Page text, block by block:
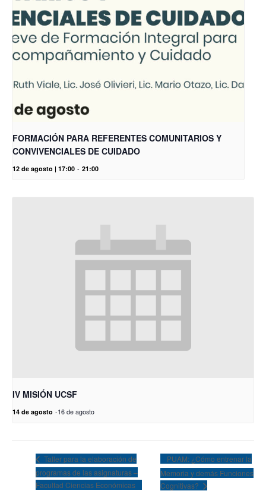
FORMACIÓN PARA REFERENTES COMUNITARIOS Y
CONVIVENCIALES DE CUIDADO
12 de agosto | 17:00 - 21:00
IV MISIÓN UCSF
14 de agosto -16 de agosto
Taller para la elaboración de
programas de las asignaturas –
Facultad Ciencias Económicas
PUAM: ¿Cómo entrenar la
Memoria y demás Funciones
Cognitivas?